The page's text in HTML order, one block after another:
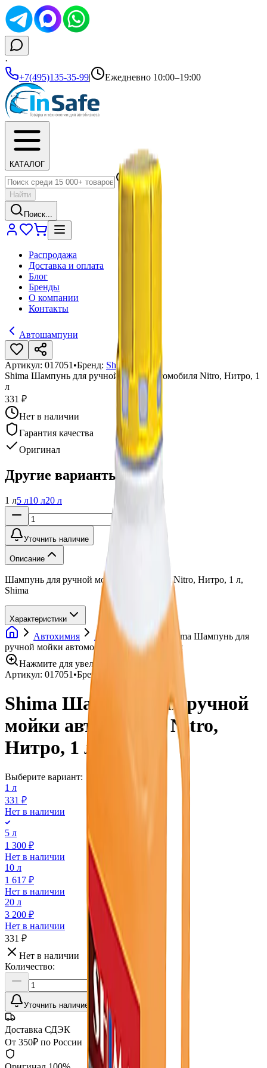
·
+7(495)135-35-99| Ежедневно 10:00–19:00
КАТАЛОГ
Найти
Поиск...
Распродажа
Доставка и оплата
Блог
Бренды
О компании
Контакты
Автошампуни
Артикул: 017051 •Бренд: Shima
Shima Шампунь для ручной мойки автомобиля Nitro, Нитро, 1
л
331 ₽
Нет в наличии
Гарантия качества
Оригинал
Другие варианты:
1 л5 л10 л20 л
Уточнить наличие
Описание
Шампунь для ручной мойки автомобиля Nitro, Нитро, 1 л,
Shima
Характеристики
Автохимия Автошампуни
Shima Шампунь для
ручной мойки автомобиля Nitro, Нитро, 1 л
Нажмите для увеличения
Артикул: 017051 •Бренд:
Shima Шампунь для ручной
мойки автомобиля Nitro,
Нитро, 1 л
Выберите вариант:
1 л
331 ₽
Нет в наличии
5 л
1 300 ₽
Нет в наличии
10 л
1 617 ₽
Нет в наличии
20 л
3 200 ₽
Нет в наличии
331 ₽
Нет в наличии
Количество:
Уточнить наличие
Доставка СДЭК
От 350₽ по России